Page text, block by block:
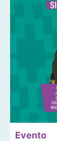
Evento